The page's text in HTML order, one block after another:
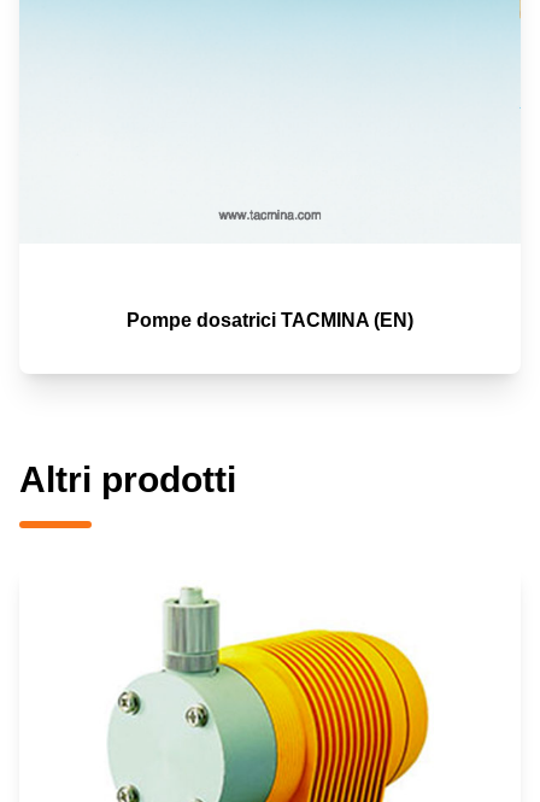
Pompe dosatrici TACMINA (EN)
Altri prodotti